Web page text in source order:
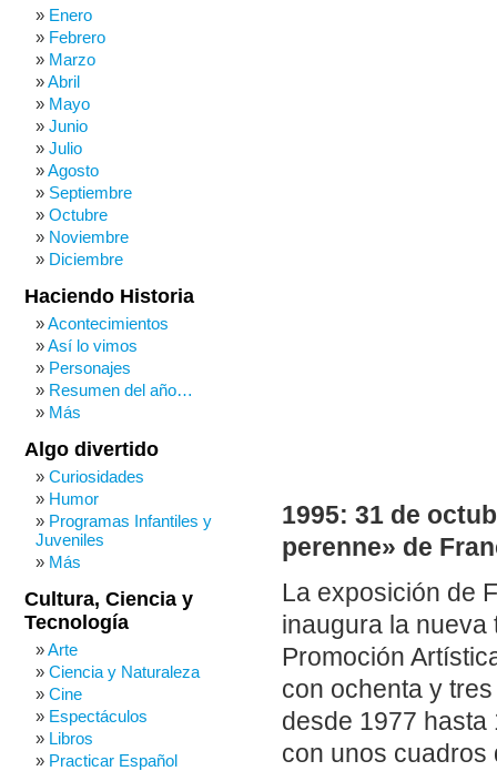
1995: 31 de
perenne» de
La exposición de
inaugura la nueva
Promoción
con ochenta y
desde 1977 hasta
con unos cuadros
Enero
Febrero
Marzo
Abril
Mayo
Junio
Julio
Agosto
Septiembre
Octubre
Noviembre
Diciembre
Haciendo Historia
Acontecimientos
Así lo vimos
Personajes
Resumen del año…
Más
Algo divertido
Curiosidades
Humor
Programas Infantiles y
Juveniles
Más
Cultura, Ciencia y
Tecnología
Arte
Ciencia y Naturaleza
Cine
Espectáculos
Libros
Practicar Español